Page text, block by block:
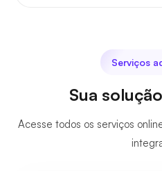
Serviços
Sua
Acesse todos os serviços